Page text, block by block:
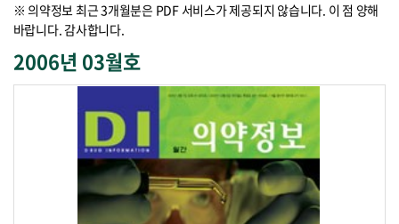
※ 의약정보 최근 3개월분은 PDF 서비스가 제공되지 않습니다. 이 점 양해
바랍니다. 감사합니다.
2006년 03월호